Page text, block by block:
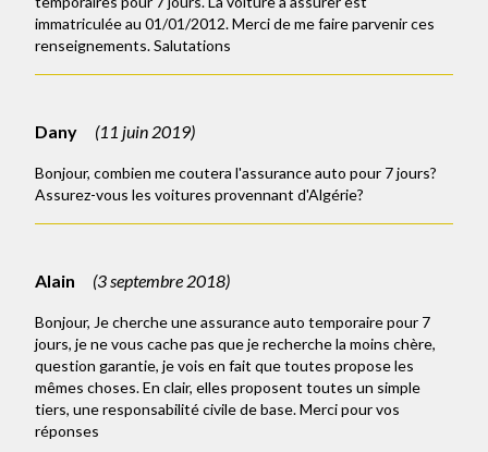
immatriculée au 01/01/2012. Merci de me faire parvenir ces
renseignements. Salutations
Dany (11 juin 2019)
Bonjour, combien me coutera l'assurance auto pour 7 jours?
Assurez-vous les voitures provennant d'Algérie?
Alain (3 septembre 2018)
Bonjour, Je cherche une assurance auto temporaire pour 7
jours, je ne vous cache pas que je recherche la moins chère,
question garantie, je vois en fait que toutes propose les
mêmes choses. En clair, elles proposent toutes un simple
tiers, une responsabilité civile de base. Merci pour vos
réponses